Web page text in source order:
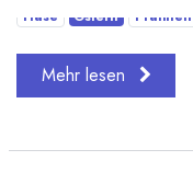
Hase Ostern Pralinen
Mehr lesen